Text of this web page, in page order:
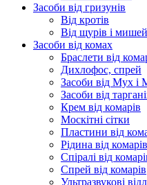
Засоби від гризунів
Від кротів
Від щурів і мишей
Засоби від комах
Браслети від
Дихлофос, спрей
Засоби від Мух і
Засоби від
Крем від комарів
Москітні сітки
Пластини від
Рідина від
Спіралі від
Спрей від комарів
Ультразвукові